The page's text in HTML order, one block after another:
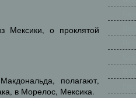
Мексики, о проклятой
полагают,
в Морелос, Мексика.